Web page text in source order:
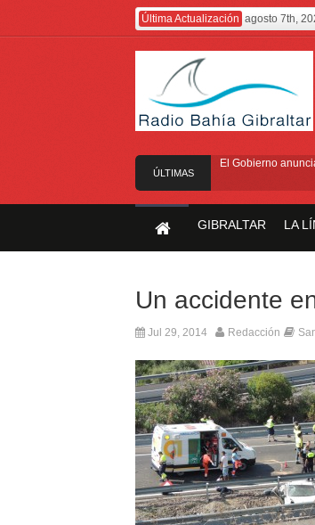
Última Actualización agosto 7th,
ÚLTIMAS
NOTICIAS
El Gobierno
GIBRALTAR LA
Un accidente
Jul 29, 2014 Redacción